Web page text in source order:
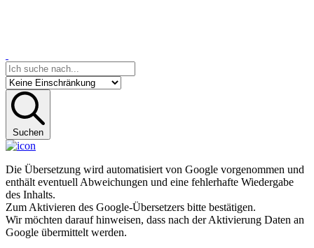
Suchen
Die Übersetzung wird automatisiert von Google vorgenommen und
enthält eventuell Abweichungen und eine fehlerhafte Wiedergabe
des Inhalts.
Zum Aktivieren des Google-Übersetzers bitte bestätigen.
Wir möchten darauf hinweisen, dass nach der Aktivierung Daten an
Google übermittelt werden.